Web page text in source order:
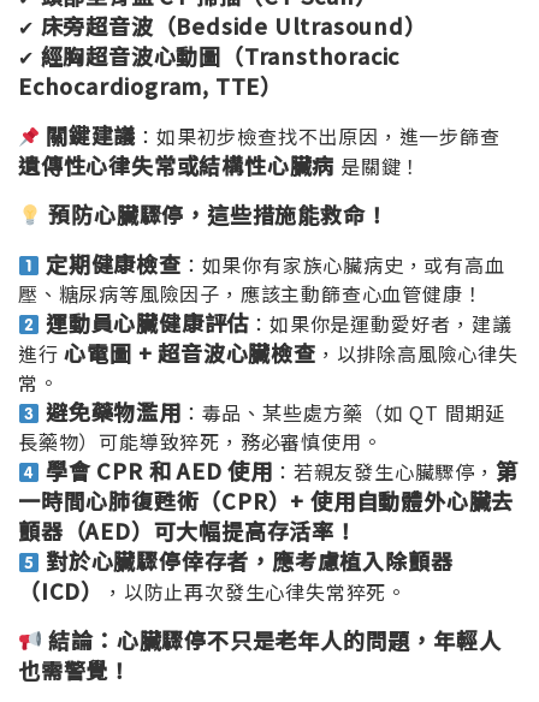
✔ 床旁超音波（Bedside Ultrasound）
✔ 經胸超音波心動圖（Transthoracic
Echocardiogram, TTE）
關鍵建議 ：如果初步檢查找不出原因，進一步篩查
遺傳性心律失常或結構性心臟病 是關鍵！
預防心臟驟停，這些措施能救命！
定期健康檢查 ：如果你有家族心臟病史，或有高血
壓、糖尿病等風險因子，應該主動篩查心血管健康！
運動員心臟健康評估 ：如果你是運動愛好者，建議
進行心電圖 +超音波心臟檢查 ，以排除高風險心律失
常。
避免藥物濫用 ：毒品、某些處方藥（如 QT 間期延
長藥物）可能導致猝死，務必審慎使用。
學會 CPR和 AED使用 ：若親友發生心臟驟停， 第
一時間心肺復甦術（CPR）+使用自動體外心臟去
顫器（AED）可大幅提高存活率！
對於心臟驟停倖存者，應考慮植入除顫器
（ICD） ，以防止再次發生心律失常猝死。
結論：心臟驟停不只是老年人的問題，年輕人
也需警覺！